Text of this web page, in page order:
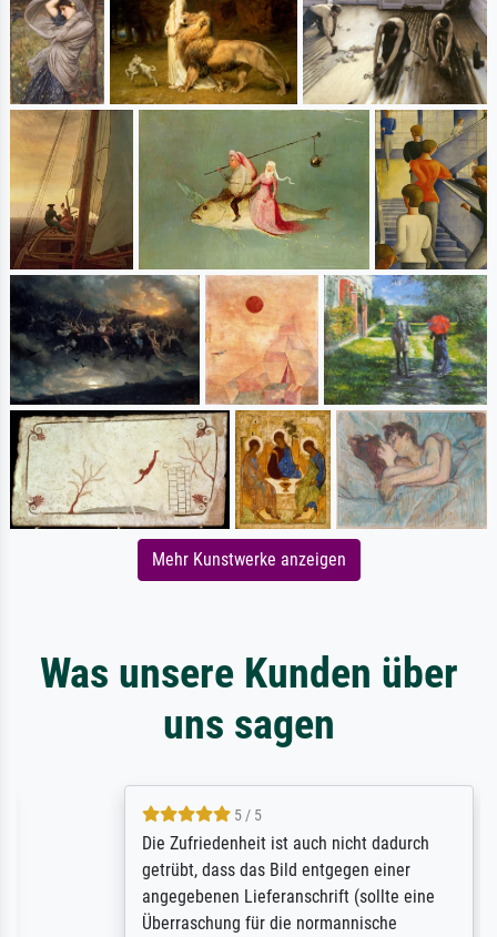
Mehr Kunstwerke anzeigen
Was unsere Kunden über
uns sagen
5 / 5
Die Zufriedenheit ist auch nicht dadurch
getrübt, dass das Bild entgegen einer
angegebenen Lieferanschrift (sollte eine
Überraschung für die normannische